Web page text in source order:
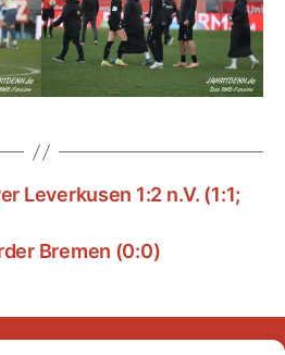
Leverkusen 1:2 n.V. (1:1;
Bremen (0:0)